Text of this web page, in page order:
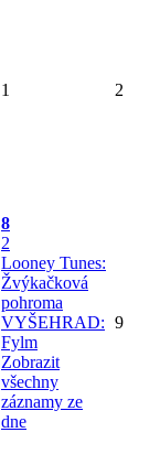
1 2
8
2
Looney Tunes:
Žvýkačková
pohroma
VYŠEHRAD:
Fylm
Zobrazit
všechny
záznamy ze
dne
9